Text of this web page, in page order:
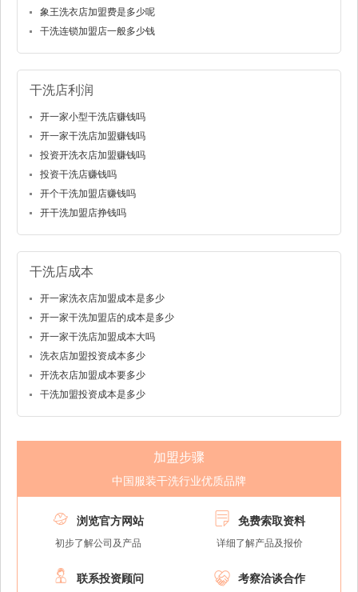
象王洗衣店加盟费是多少呢
干洗连锁加盟店一般多少钱
干洗店利润
开一家小型干洗店赚钱吗
开一家干洗店加盟赚钱吗
投资开洗衣店加盟赚钱吗
投资干洗店赚钱吗
开个干洗加盟店赚钱吗
开干洗加盟店挣钱吗
干洗店成本
开一家洗衣店加盟成本是多少
开一家干洗加盟店的成本是多少
开一家干洗店加盟成本大吗
洗衣店加盟投资成本多少
开洗衣店加盟成本要多少
干洗加盟投资成本是多少
加盟步骤
中国服装干洗行业优质品牌
 浏览官方网站
初步了解公司及产品
 免费索取资料
详细了解产品及报价
 联系投资顾问  考察洽谈合作